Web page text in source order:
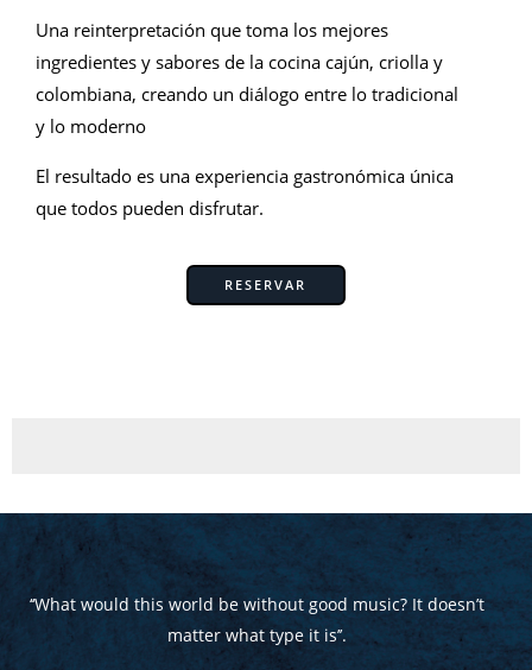
Una reinterpretación que toma los mejores
ingredientes y sabores de la cocina cajún, criolla y
colombiana, creando un diálogo entre lo tradicional
y lo moderno
El resultado es una experiencia gastronómica única
que todos pueden disfrutar.
RESERVAR
‘‘What would this world be without good music? It doesn’t
matter what type it is’’.